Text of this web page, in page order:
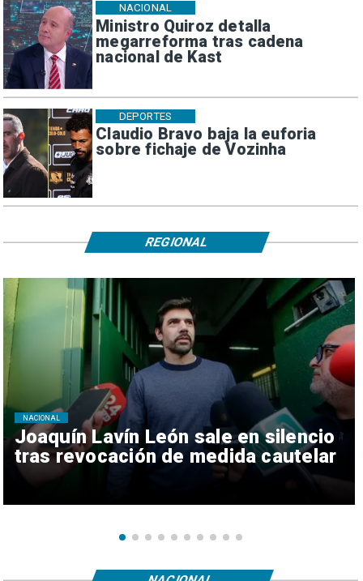
Ministro Quiroz detalla
megarreforma tras cadena
nacional de Kast
NACIONAL
Claudio Bravo baja la euforia
sobre fichaje de Vozinha
DEPORTES
Joaquín Lavín León sale en silencio
tras revocación de medida cautelar
NACIONAL
REGIONAL